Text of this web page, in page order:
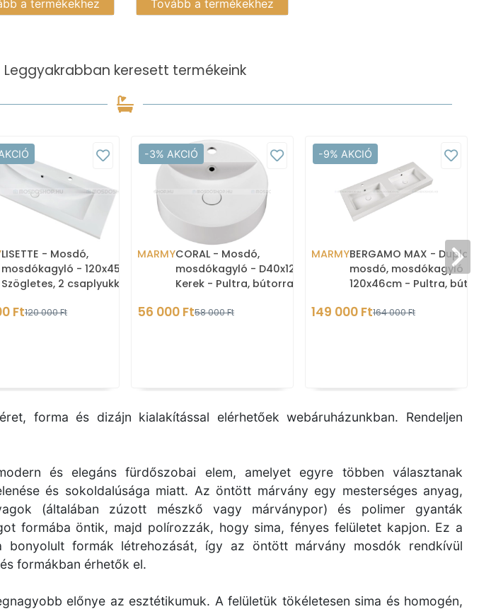
a termékekhez Tovább a termékekhez
Leggyakrabban keresett termékeink
LISETTE - Mosdó,
mosdókagyló - 120x45 cm -
Szögletes, 2 csaplyukkal -
süllyeszthető
Ft120 000 Ft
-3% AKCIÓ
MARMYCORAL - Mosdó,
mosdókagyló - D40x12 cm -
Kerek - Pultra, bútorra
56 000 Ft58 000 Ft
-9% AKCIÓ
MARMYBERGAMO MAX - Dupla
mosdó, mosdókagyló
120x46cm - Pultra,
149 000 Ft164 000 Ft
forma és dizájn kialakítással elérhetőek webáruházunkban. Rendeljen
és elegáns fürdőszobai elem, amelyet egyre többen választanak
és sokoldalúsága miatt. Az öntött márvány egy mesterséges anyag,
(általában zúzott mészkő vagy márványpor) és polimer gyanták
formába öntik, majd polírozzák, hogy sima, fényes felületet kapjon. Ez a
bonyolult formák létrehozását, így az öntött márvány mosdók rendkívül
formákban érhetők el.
előnye az esztétikumuk. A felületük tökéletesen sima és homogén,